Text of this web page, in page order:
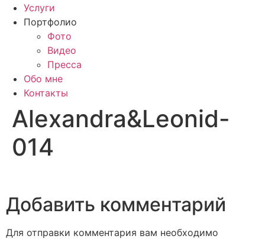
Услуги
Портфолио
Фото
Видео
Пресса
Обо мне
Контакты
Alexandra&Leonid-
014
Добавить комментарий
Для отправки комментария вам необходимо